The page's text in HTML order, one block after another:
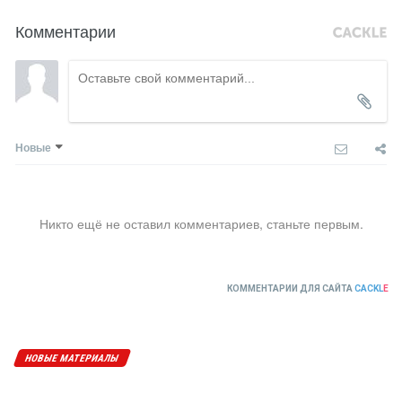
Комментарии
Новые
Никто ещё не оставил комментариев, станьте первым.
КОММЕНТАРИИ ДЛЯ САЙТА CACKLE
НОВЫЕ МАТЕРИАЛЫ